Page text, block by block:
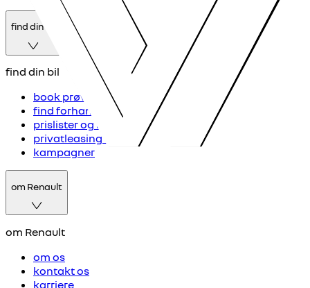
find din bil
find din bil
book prøvetur
find forhandler
prislister og brochurer
privatleasing online
kampagner
om Renault
om Renault
om os
kontakt os
karriere